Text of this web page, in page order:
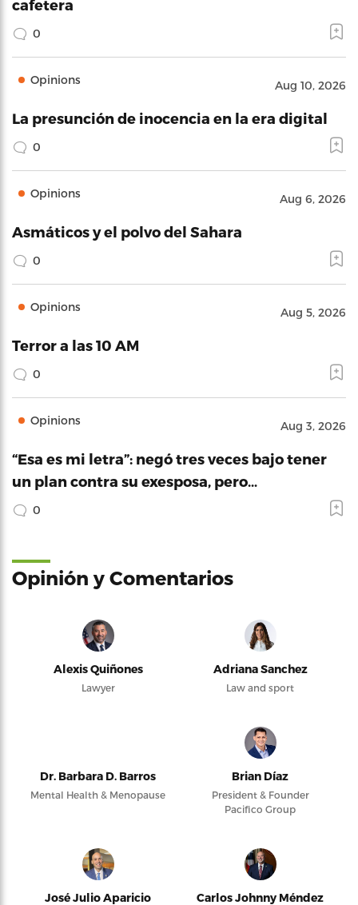
cafetera
0
Opinions Aug 10, 2026
La presunción de inocencia en la era digital
0
Opinions Aug 6, 2026
Asmáticos y el polvo del Sahara
0
Opinions Aug 5, 2026
Terror a las 10 AM
0
Opinions Aug 3, 2026
“Esa es mi letra”: negó tres veces bajo tener
un plan contra su exesposa, pero…
0
Opinión y Comentarios
Alexis Quiñones
Lawyer
Adriana Sanchez
Law and sport
Dr. Barbara D. Barros
Mental Health & Menopause
Brian Díaz
President & Founder
Pacifico Group
José Julio Aparicio
Carlos Johnny Méndez